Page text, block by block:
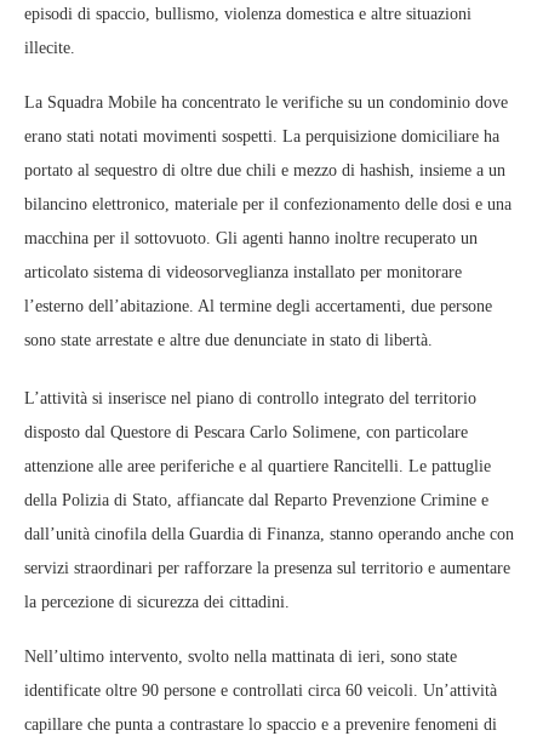
episodi di spaccio, bullismo, violenza domestica e altre situazioni
illecite.
La Squadra Mobile ha concentrato le verifiche su un condominio dove
erano stati notati movimenti sospetti. La perquisizione domiciliare ha
portato al sequestro di oltre due chili e mezzo di hashish, insieme a un
bilancino elettronico, materiale per il confezionamento delle dosi e una
macchina per il sottovuoto. Gli agenti hanno inoltre recuperato un
articolato sistema di videosorveglianza installato per monitorare
l’esterno dell’abitazione. Al termine degli accertamenti, due persone
sono state arrestate e altre due denunciate in stato di libertà.
L’attività si inserisce nel piano di controllo integrato del territorio
disposto dal Questore di Pescara Carlo Solimene, con particolare
attenzione alle aree periferiche e al quartiere Rancitelli. Le pattuglie
della Polizia di Stato, affiancate dal Reparto Prevenzione Crimine e
dall’unità cinofila della Guardia di Finanza, stanno operando anche con
servizi straordinari per rafforzare la presenza sul territorio e aumentare
la percezione di sicurezza dei cittadini.
Nell’ultimo intervento, svolto nella mattinata di ieri, sono state
identificate oltre 90 persone e controllati circa 60 veicoli. Un’attività
capillare che punta a contrastare lo spaccio e a prevenire fenomeni di